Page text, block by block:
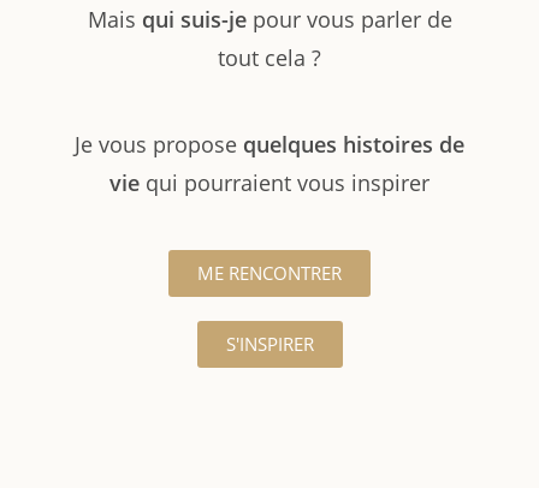
Mais qui suis-jepour vous parler de
tout cela ?
Je vous propose quelques histoires de
vie qui pourraient vous inspirer
ME RENCONTRER
S'INSPIRER